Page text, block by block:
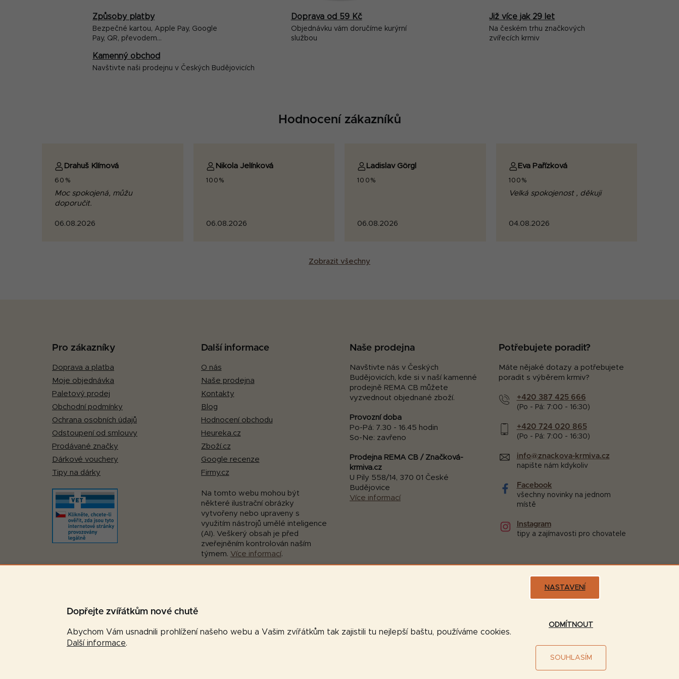
Dopřejte zvířátkům nové chutě
Abychom Vám usnadnili prohlížení našeho webu a Vašim zvířátkům tak zajistili tu nejlepší baštu, používáme cookies.
Další informace.
SOUHLASÍM
NASTAVENÍ
ODMÍTNOUT
Způsoby platby
Bezpečné kartou, Apple Pay, Google
Pay, QR, převodem...
Doprava od 59 Kč
Objednávku vám doručíme kurýrní
službou
Již více jak 29 let
Na českém trhu značkových
zvířecích krmiv
Kamenný obchod
Navštivte naši prodejnu v Českých Budějovicích
Hodnocení zákazníků
Drahuš Klímová
60%
Moc spokojená, můžu
doporučit.
06.08.2026
Nikola Jelínková
100%
06.08.2026
Ladislav Görgl
100%
06.08.2026
Eva Pařízková
100%
Velká spokojenost , děkuji
04.08.2026
Zobrazit všechny
Pro zákazníky
Doprava a platba
Moje objednávka
Paletový prodej
Obchodní podmínky
Ochrana osobních údajů
Odstoupení od smlouvy
Prodávané značky
Dárkové vouchery
Tipy na dárky
Další informace
O nás
Naše prodejna
Kontakty
Blog
Hodnocení obchodu
Heureka.cz
Zboží.cz
Google recenze
Firmy.cz
Na tomto webu mohou být
některé ilustrační obrázky
vytvořeny nebo upraveny s
využitím nástrojů umělé inteligence
(AI). Veškerý obsah je před
zveřejněním kontrolován naším
týmem. Více informací.
Naše prodejna
Navštivte nás v Českých
Budějovicích, kde si v naší kamenné
prodejně REMA CB můžete
vyzvednout objednané zboží.
Provozní doba
Po-Pá: 7.30 - 16.45 hodin
So-Ne: zavřeno
Prodejna REMA CB / Značková-
krmiva.cz
U Pily 558/14, 370 01 České
Budějovice
Více informací
Potřebujete poradit?
Máte nějaké dotazy a potřebujete
poradit s výběrem krmiv?
+420 387 425 666
(Po - Pá: 7:00 - 16:30)
+420 724 020 865
(Po - Pá: 7:00 - 16:30)
info@znackova-krmiva.cz
napište nám kdykoliv
Facebook
všechny novinky na jednom
místě
Instagram
tipy a zajímavosti pro chovatele
Pohodlná platba: